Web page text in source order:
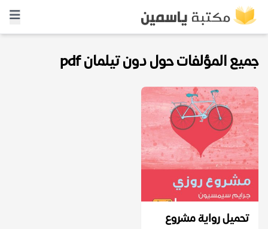
جميع المؤلفات حول دون تيلمان pdf
تحميل رواية مشروع